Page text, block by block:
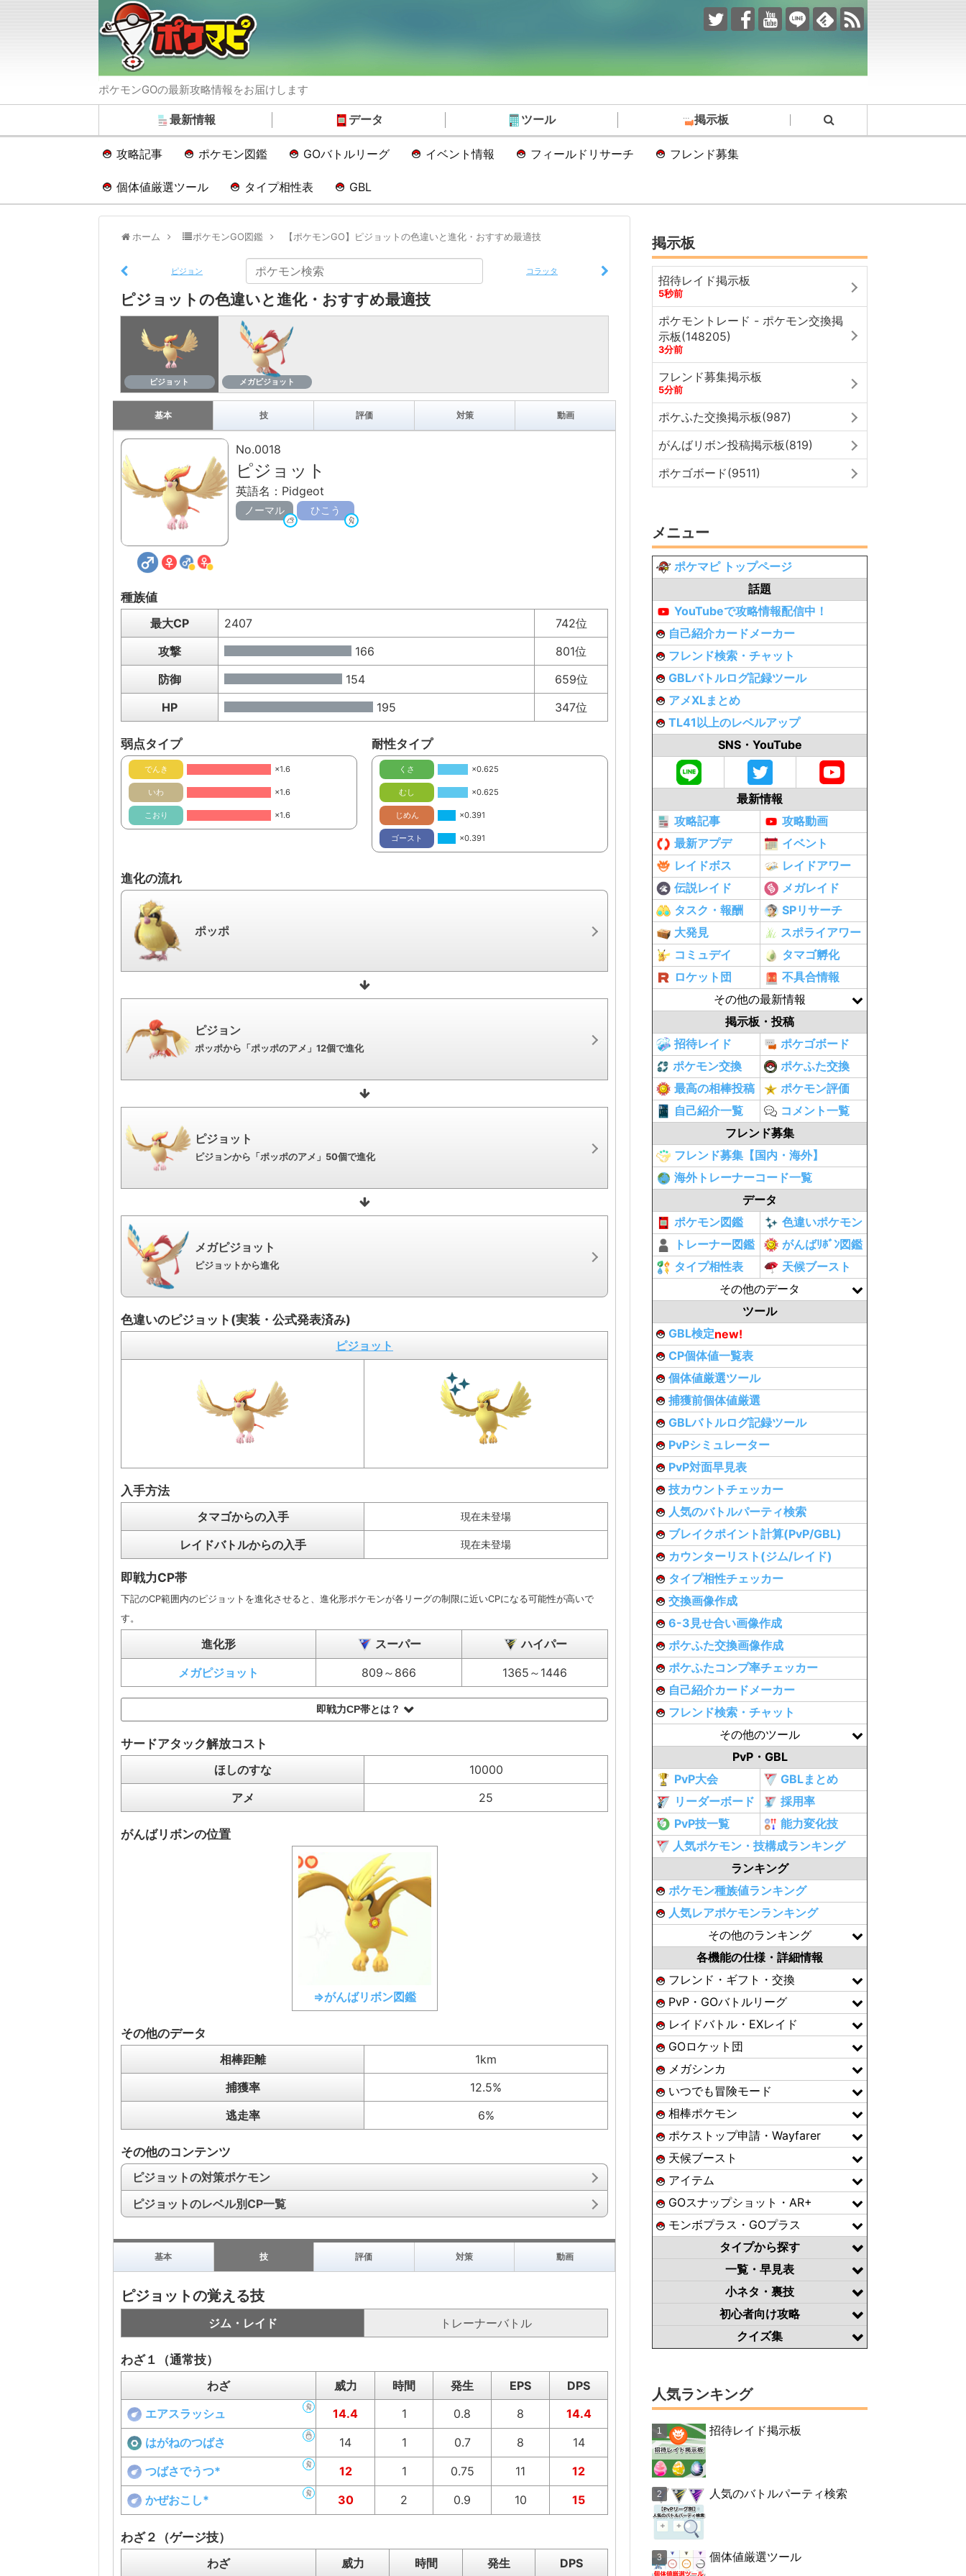
ポケモンGOの最新攻略情報をお届けします
最新情報 データ ツール 掲示板
攻略記事 ポケモン図鑑 GOバトルリーグ イベント情報 フィールドリサーチ フレンド募集
個体値厳選ツール タイプ相性表 GBL
ホーム ポケモンGO図鑑 【ポケモンGO】ピジョットの色違いと進化・おすすめ最適技
ピジョン コラッタ
ピジョットの色違いと進化・おすすめ最適技
ピジョット メガピジョット
基本 技 評価 対策 動画
No.0018
ピジョット
英語名：Pidgeot
ノーマル ひこう
種族値
最大CP
2407
742位
攻撃
166
801位
防御
154
659位
HP
195 347位
弱点タイプ
でんき ×1.6
いわ ×1.6
こおり ×1.6
耐性タイプ
くさ ×0.625
むし ×0.625
じめん ×0.391
ゴースト ×0.391
進化の流れ
ポッポ
ピジョン
ポッポから「ポッポのアメ」12個で進化
ピジョット
ピジョンから「ポッポのアメ」50個で進化
メガピジョット
ピジョットから進化
色違いのピジョット(実装・公式発表済み)
ピジョット
入手方法
タマゴからの入手
現在未登場
レイドバトルからの入手 現在未登場
即戦力CP帯
下記のCP範囲内のピジョットを進化させると、進化形ポケモンが各リーグの制限に近いCPになる可能性が高いで
す。
進化形 スーパー
ハイパー
メガピジョット
809～866 1365～1446
即戦力CP帯とは？
サードアタック解放コスト
ほしのすな
10000
アメ
25
がんばリボンの位置
⇒がんばリボン図鑑
その他のデータ
相棒距離
1km
捕獲率
12.5%
逃走率
6%
その他のコンテンツ
ピジョットの対策ポケモン
ピジョットのレベル別CP一覧
基本 技 評価 対策 動画
ピジョットの覚える技
ジム・レイド トレーナーバトル
わざ１（通常技）
わざ
威力 時間 発生 EPS
DPS
エアスラッシュ
14.4 1 0.8 8
14.4
はがねのつばさ
14 1 0.7 8
14
つばさでうつ*
12 1 0.75 11
12
かぜおこし*
30 2 0.9 10 15
わざ２（ゲージ技）
わざ
威力 時間 発生 DPS
掲示板
招待レイド掲示板
5秒前
ポケモントレード - ポケモン交換掲
示板(148205)
3分前
フレンド募集掲示板
5分前
ポケふた交換掲示板(987)
がんばリボン投稿掲示板(819)
ポケゴボード(9511)
メニュー
ポケマピ トップページ
話題
YouTubeで攻略情報配信中！
自己紹介カードメーカー
フレンド検索・チャット
GBLバトルログ記録ツール
アメXLまとめ
TL41以上のレベルアップ
SNS・YouTube
最新情報
攻略記事
攻略動画
最新アプデ
イベント
レイドボス
レイドアワー
伝説レイド
メガレイド
タスク・報酬
SPリサーチ
大発見
スポライアワー
コミュデイ
タマゴ孵化
ロケット団
不具合情報
その他の最新情報
掲示板・投稿
招待レイド
ポケゴボード
ポケモン交換
ポケふた交換
最高の相棒投稿
ポケモン評価
自己紹介一覧
コメント一覧
フレンド募集
フレンド募集【国内・海外】
海外トレーナーコード一覧
データ
ポケモン図鑑
色違いポケモン
トレーナー図鑑
がんばﾘﾎﾞﾝ図鑑
タイプ相性表
天候ブースト
その他のデータ
ツール
GBL検定new!
CP個体値一覧表
個体値厳選ツール
捕獲前個体値厳選
GBLバトルログ記録ツール
PvPシミュレーター
PvP対面早見表
技カウントチェッカー
人気のバトルパーティ検索
ブレイクポイント計算(PvP/GBL)
カウンターリスト(ジム/レイド)
タイプ相性チェッカー
交換画像作成
6-3見せ合い画像作成
ポケふた交換画像作成
ポケふたコンプ率チェッカー
自己紹介カードメーカー
フレンド検索・チャット
その他のツール
PvP・GBL
PvP大会
GBLまとめ
リーダーボード
採用率
PvP技一覧
能力変化技
人気ポケモン・技構成ランキング
ランキング
ポケモン種族値ランキング
人気レアポケモンランキング
その他のランキング
各機能の仕様・詳細情報
フレンド・ギフト・交換
PvP・GOバトルリーグ
レイドバトル・EXレイド
GOロケット団
メガシンカ
いつでも冒険モード
相棒ポケモン
ポケストップ申請・Wayfarer
天候ブースト
アイテム
GOスナップショット・AR+
モンボプラス・GOプラス
タイプから探す
一覧・早見表
小ネタ・裏技
初心者向け攻略
クイズ集
人気ランキング
招待レイド掲示板
人気のバトルパーティ検索
個体値厳選ツール